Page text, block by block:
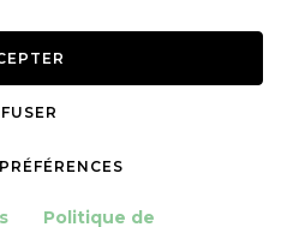
Politique de
Politique de confidentialité